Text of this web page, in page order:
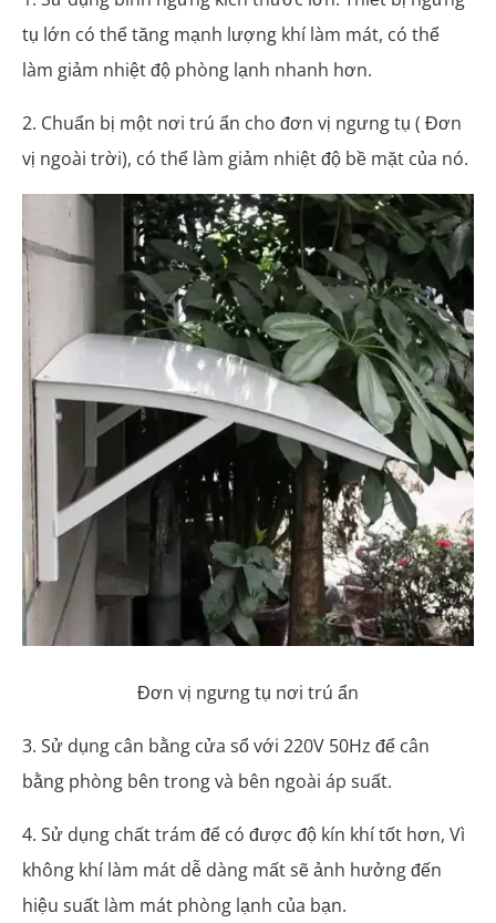
tụ lớn có thể tăng mạnh lượng khí làm mát, có thể
làm giảm nhiệt độ phòng lạnh nhanh hơn.
2. Chuẩn bị một nơi trú ẩn cho đơn vị ngưng tụ ( Đơn
vị ngoài trời), có thể làm giảm nhiệt độ bề mặt của nó.
Đơn vị ngưng tụ nơi trú ẩn
3. Sử dụng cân bằng cửa sổ với 220V 50Hz để cân
bằng phòng bên trong và bên ngoài áp suất.
4. Sử dụng chất trám để có được độ kín khí tốt hơn, Vì
không khí làm mát dễ dàng mất sẽ ảnh hưởng đến
hiệu suất làm mát phòng lạnh của bạn.